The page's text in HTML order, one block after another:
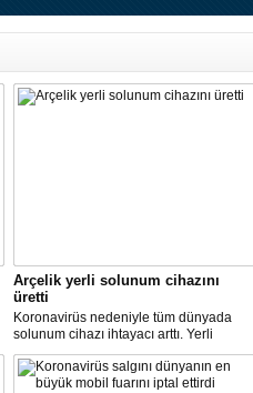
Arçelik yerli solunum cihazını
üretti
Koronavirüs nedeniyle tüm dünyada
solunum cihazı ihtayacı arttı. Yerli
solunum cihazı için ilk çalışmayı, Biosys
Biyomedikal tasarladı, Arçelik üretti.
ASELSAN ve Baykar Savunma